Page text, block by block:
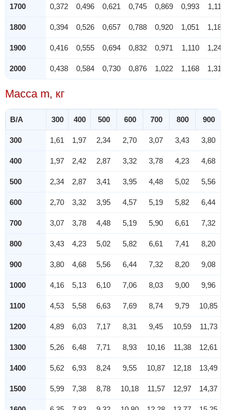
1700 0,372 0,496 0,621 0,745 0,869 0,993 1,117
1800 0,394 0,526 0,657 0,788 0,920 1,051 1,183
1900 0,416 0,555 0,694 0,832 0,971 1,110 1,248
2000 0,438 0,584 0,730 0,876 1,022 1,168 1,314
Масса m, кг
B/A 300 400 500 600 700 800 900
300 1,61 1,97 2,34 2,70 3,07 3,43 3,80
400 1,97 2,42 2,87 3,32 3,78 4,23 4,68
500 2,34 2,87 3,41 3,95 4,48 5,02 5,56
600 2,70 3,32 3,95 4,57 5,19 5,82 6,44
700 3,07 3,78 4,48 5,19 5,90 6,61 7,32
800 3,43 4,23 5,02 5,82 6,61 7,41 8,20
900 3,80 4,68 5,56 6,44 7,32 8,20 9,08
1000 4,16 5,13 6,10 7,06 8,03 9,00 9,96
1100 4,53 5,58 6,63 7,69 8,74 9,79 10,85
1200 4,89 6,03 7,17 8,31 9,45 10,59 11,73
1300 5,26 6,48 7,71 8,93 10,16 11,38 12,61
1400 5,62 6,93 8,24 9,55 10,87 12,18 13,49
1500 5,99 7,38 8,78 10,18 11,57 12,97 14,37